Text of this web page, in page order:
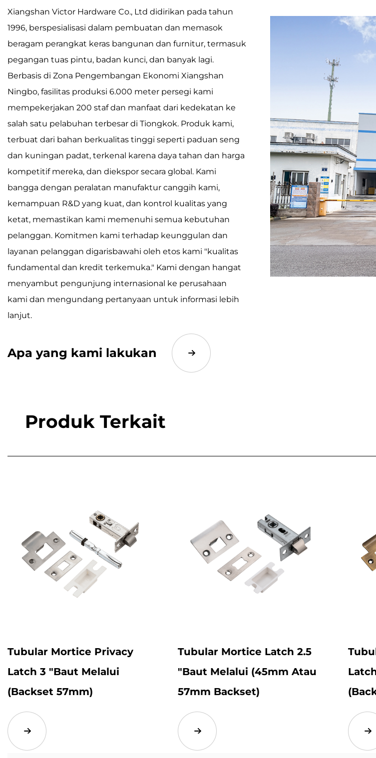
Xiangshan Victor Hardware Co., Ltd didirikan pada tahun
1996, berspesialisasi dalam pembuatan dan memasok
beragam perangkat keras bangunan dan furnitur, termasuk
pegangan tuas pintu, badan kunci, dan banyak lagi.
Berbasis di Zona Pengembangan Ekonomi Xiangshan
Ningbo, fasilitas produksi 6.000 meter persegi kami
mempekerjakan 200 staf dan manfaat dari kedekatan ke
salah satu pelabuhan terbesar di Tiongkok. Produk kami,
terbuat dari bahan berkualitas tinggi seperti paduan seng
dan kuningan padat, terkenal karena daya tahan dan harga
kompetitif mereka, dan diekspor secara global. Kami
bangga dengan peralatan manufaktur canggih kami,
kemampuan R&D yang kuat, dan kontrol kualitas yang
ketat, memastikan kami memenuhi semua kebutuhan
pelanggan. Komitmen kami terhadap keunggulan dan
layanan pelanggan digarisbawahi oleh etos kami "kualitas
fundamental dan kredit terkemuka." Kami dengan hangat
menyambut pengunjung internasional ke perusahaan
kami dan mengundang pertanyaan untuk informasi lebih
lanjut.
Apa yang kami lakukan
Produk Terkait
Tubular Mortice Privacy
Latch 3 "baut Melalui
(Backset 57mm)
Tubular Mortice Latch 2.5
"baut Melalui (45mm Atau
57mm Backset)